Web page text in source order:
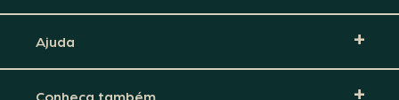
Ajuda
Conheça também